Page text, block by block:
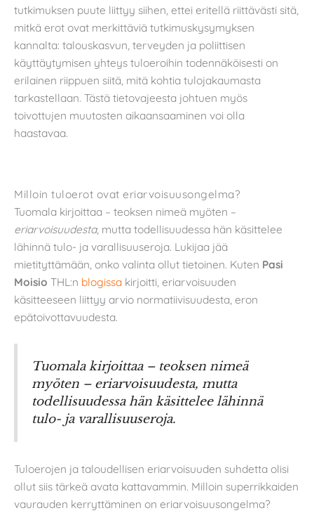
tutkimuksen puute liittyy siihen, ettei eritellä riittävästi sitä,
mitkä erot ovat merkittäviä tutkimuskysymyksen
kannalta: talouskasvun, terveyden ja poliittisen
käyttäytymisen yhteys tuloeroihin todennäköisesti on
erilainen riippuen siitä, mitä kohtia tulojakaumasta
tarkastellaan. Tästä tietovajeesta johtuen myös
toivottujen muutosten aikaansaaminen voi olla
haastavaa.
Milloin tuloerot ovat eriarvoisuusongelma?
Tuomala kirjoittaa – teoksen nimeä myöten –
eriarvoisuudesta, mutta todellisuudessa hän käsittelee
lähinnä tulo- ja varallisuuseroja. Lukijaa jää
mietityttämään, onko valinta ollut tietoinen. Kuten Pasi
Moisio THL:n blogissa kirjoitti, eriarvoisuuden
käsitteeseen liittyy arvio normatiivisuudesta, eron
epätoivottavuudesta.
Tuomala kirjoittaa – teoksen nimeä
myöten – eriarvoisuudesta, mutta
todellisuudessa hän käsittelee lähinnä
tulo- ja varallisuuseroja.
Tuloerojen ja taloudellisen eriarvoisuuden suhdetta olisi
ollut siis tärkeä avata kattavammin. Milloin superrikkaiden
vaurauden kerryttäminen on eriarvoisuusongelma?